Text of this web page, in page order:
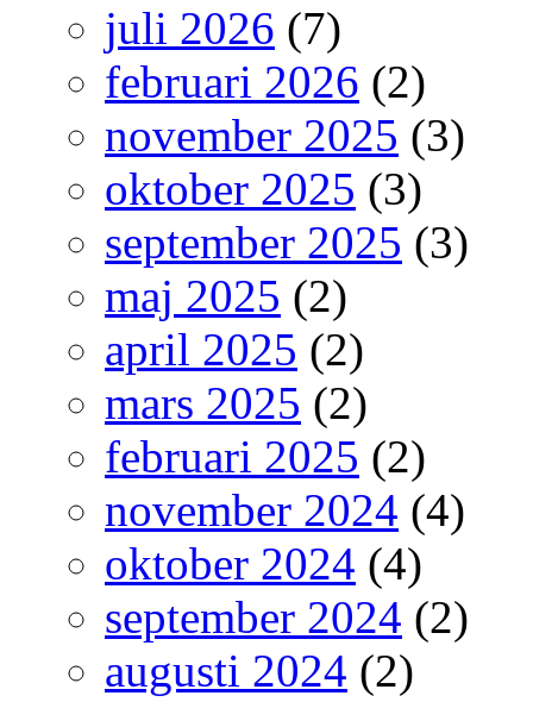
juli 2026 (7)
februari 2026 (2)
november 2025 (3)
oktober 2025 (3)
september 2025 (3)
maj 2025 (2)
april 2025 (2)
mars 2025 (2)
februari 2025 (2)
november 2024 (4)
oktober 2024 (4)
september 2024 (2)
augusti 2024 (2)